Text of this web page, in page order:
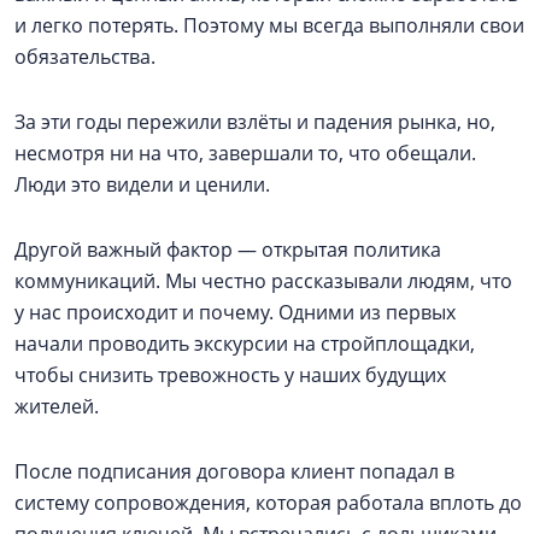
и легко потерять. Поэтому мы всегда выполняли свои
обязательства.
За эти годы пережили взлёты и падения рынка, но,
несмотря ни на что, завершали то, что обещали.
Люди это видели и ценили.
Другой важный фактор — открытая политика
коммуникаций. Мы честно рассказывали людям, что
у нас происходит и почему. Одними из первых
начали проводить экскурсии на стройплощадки,
чтобы снизить тревожность у наших будущих
жителей.
После подписания договора клиент попадал в
систему сопровождения, которая работала вплоть до